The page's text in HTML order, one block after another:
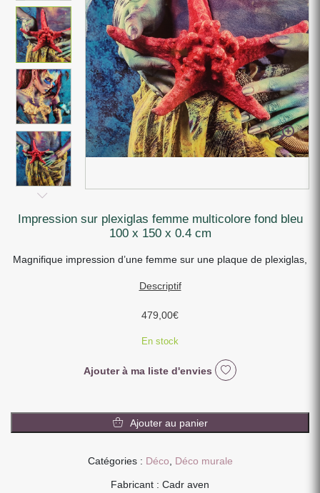
impression sur plexiglas femme multicolore fond bleu
100 x 150 x 0.4 cm
Magnifique impression d’une femme sur une plaque de plexiglas,
Descriptif
479,00€
En stock
Ajouter à ma liste d'envies
de
IMPRESSION
PLEXIGLAS
FEMME
Ajouter au panier
Catégories : Déco Déco murale
Fabricant : Cadr aven